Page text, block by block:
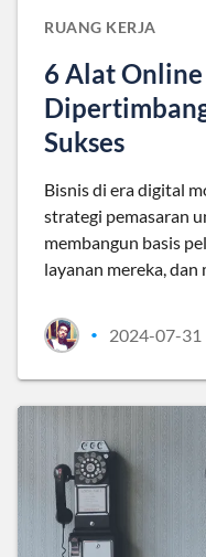
RUANG KERJA
6 Alat
Sukses
Bisnis di era digital
strategi pemasaran
membangun basis
layanan mereka,
• 2024-07-31